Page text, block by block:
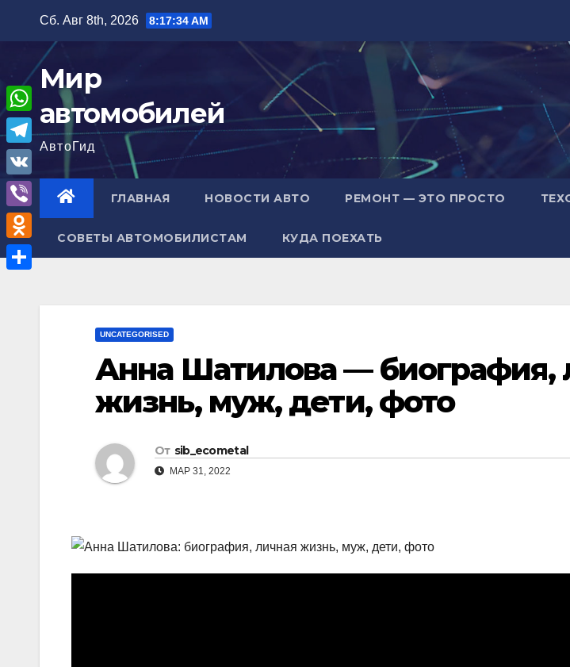
содержимому
Сб. Авг 8th, 2026 8:17:35 AM
Мир
автомобилей
АвтоГид
ГЛАВНАЯ НОВОСТИ АВТО РЕМОНТ — ЭТО ПРОСТО
СОВЕТЫ АВТОМОБИЛИСТАМ КУДА ПОЕХАТЬ
UNCATEGORISED
Анна Шатилова — биография,
жизнь, муж, дети, фото
От sib_ecometal
МАР 31, 2022
W
h
a
A
T
e
l
e
g
V
K
V
i
b
O